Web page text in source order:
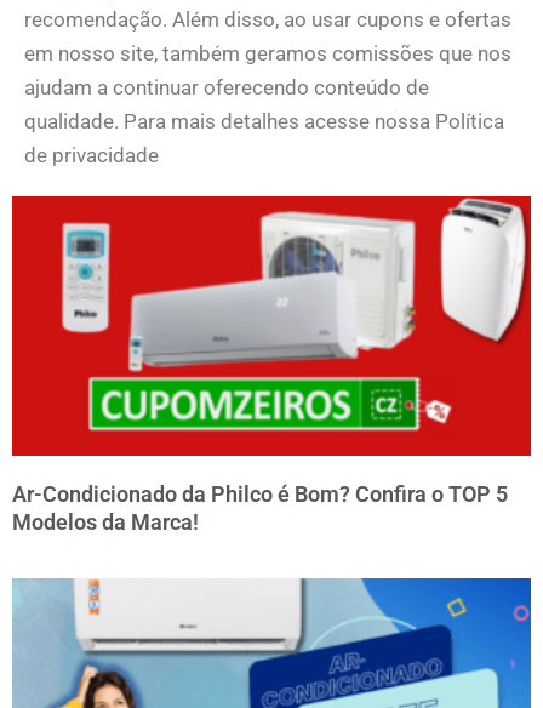
recomendação. Além disso, ao usar cupons e ofertas
em nosso site, também geramos comissões que nos
ajudam a continuar oferecendo conteúdo de
qualidade. Para mais detalhes acesse nossa Política
de privacidade
Ar-Condicionado da Philco é Bom? Confira o TOP 5
Modelos da Marca!